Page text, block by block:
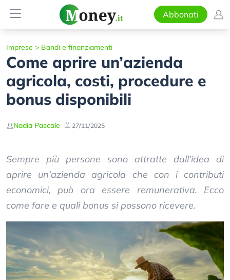
Abbonati
Imprese > Bandi e finanziamenti
Come aprire un’azienda
agricola, costi, procedure e
bonus disponibili
Nadia Pascale 27/11/2025
Sempre più persone sono attratte dall’idea di
aprire un’azienda agricola che con i contributi
economici, può ora essere remunerativa. Ecco
come fare e quali bonus si possono ricevere.